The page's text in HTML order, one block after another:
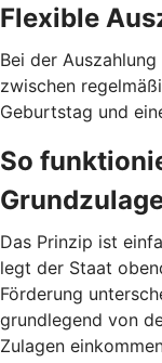
Flexible
Bei der
zwischen
Geburtstag und
So
Das Prinzip ist
legt der Staat
Förderung
grundlegend von
Zulagen